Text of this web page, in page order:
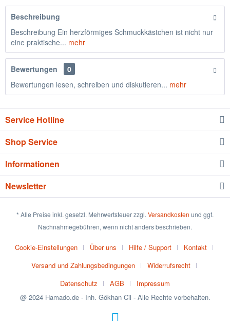
Beschreibung
Beschreibung Ein herzförmiges Schmuckkästchen ist nicht nur
eine praktische... mehr
Bewertungen
0
Bewertungen lesen, schreiben und diskutieren... mehr
Service Hotline
Shop Service
Informationen
Newsletter
* Alle Preise inkl. gesetzl. Mehrwertsteuer zzgl. Versandkosten und ggf.
Nachnahmegebühren, wenn nicht anders beschrieben.
Cookie-Einstellungen Über uns Hilfe / Support
Kontakt
Versand und Zahlungsbedingungen
Widerrufsrecht
Datenschutz
AGB
Impressum
@ 2024 Hamado.de - Inh. Gökhan Cil - Alle Rechte vorbehalten.